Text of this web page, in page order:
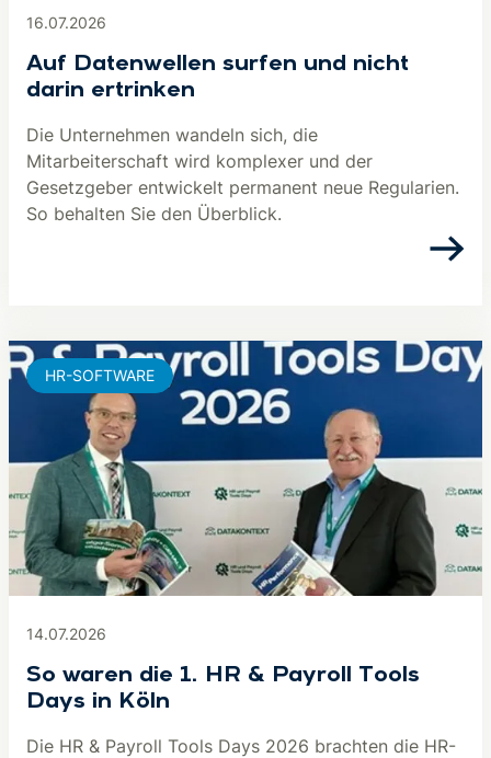
16.07.2026
Auf Datenwellen surfen und nicht
darin ertrinken
Die Unternehmen wandeln sich, die
Mitarbeiterschaft wird komplexer und der
Gesetzgeber entwickelt permanent neue Regularien.
So behalten Sie den Überblick.
14.07.2026
So waren die 1. HR & Payroll Tools
Days in Köln
Die HR & Payroll Tools Days 2026 brachten die HR-
HR-SOFTWARE